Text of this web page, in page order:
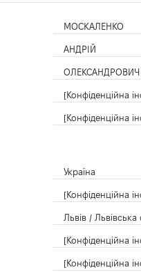
МОСКАЛЕНКО
АНДРІЙ
ОЛЕКСАНДРОВИЧ
[Конфіденційна
[Конфіденційна
Україна
[Конфіденційна
Львів / Львівська
[Конфіденційна
[Конфіденційна